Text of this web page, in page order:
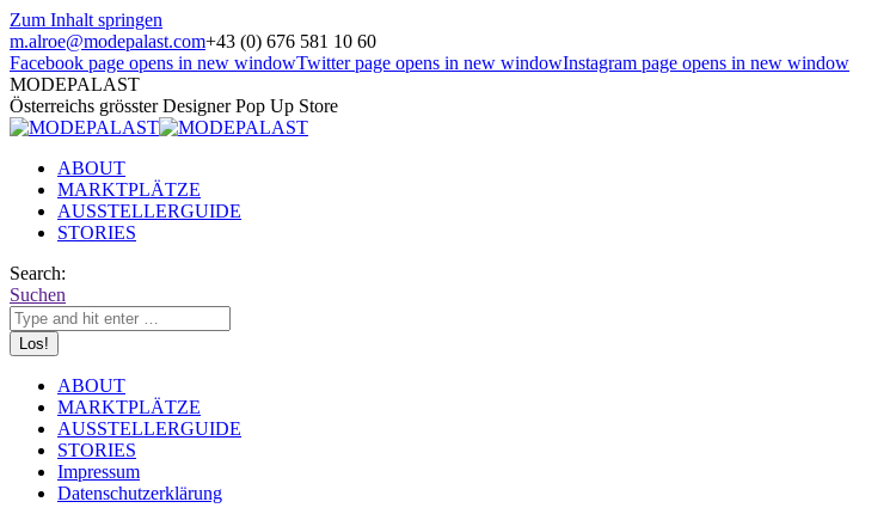
Zum Inhalt springen
m.alroe@modepalast.com+43 (0) 676 581 10 60
Facebook page opens in new windowTwitter page opens in new windowInstagram page opens in new window
MODEPALAST
Österreichs grösster Designer Pop Up Store
ABOUT
MARKTPLÄTZE
AUSSTELLERGUIDE
STORIES
Search:
Suchen
ABOUT
MARKTPLÄTZE
AUSSTELLERGUIDE
STORIES
Impressum
Datenschutzerklärung